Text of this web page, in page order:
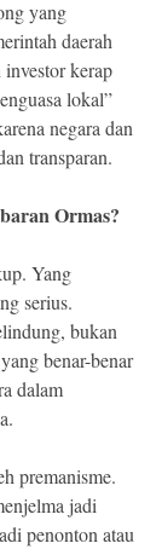
yang
daerah
kerap
lokal”
negara dan
transparan.
Ormas?
Yang
serius.
bukan
benar-benar
dalam
premanisme.
jadi
penonton atau